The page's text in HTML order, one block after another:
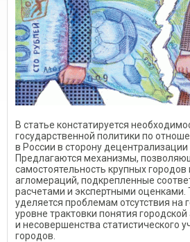
В статье констатируется
государственной политики по
в России в сторону
Предлагаются механизмы,
самостоятельность крупных городов
агломераций, подкрепленные
расчетами и экспертными
уделяется проблемам отсутствия на
уровне трактовки понятия
и несовершенства статистического
городов.